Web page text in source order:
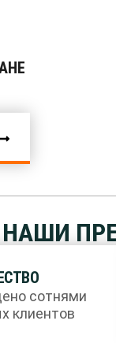
НАШИ
сотнями
клиентов